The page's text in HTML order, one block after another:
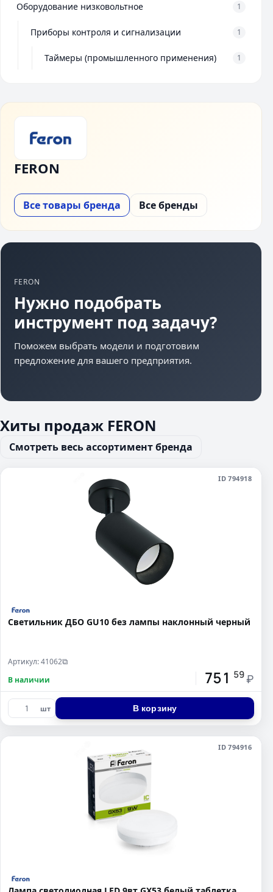
Оборудование низковольтное 1
Приборы контроля и сигнализации 1
Таймеры (промышленного применения) 1
FERON
Все товары бренда Все бренды
FERON
Нужно подобрать
инструмент под задачу?
Поможем выбрать модели и подготовим
предложение для вашего предприятия.
Хиты продаж FERON
Смотреть весь ассортимент бренда
ID 794918
Светильник ДБО GU10 без лампы наклонный черный
Артикул: 41062⧉
В наличии 751 59 ₽
шт В корзину
ID 794916